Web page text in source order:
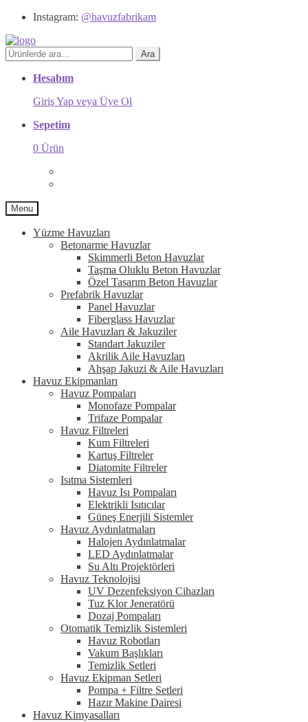
Instagram: @havuzfabrikam
Ara: Ara
Hesabım
Giriş Yap veya Üye Ol
Sepetim
0 Ürün
Menu
Yüzme Havuzları
Betonarme Havuzlar
Skimmerli Beton Havuzlar
Taşma Oluklu Beton Havuzlar
Özel Tasarım Beton Havuzlar
Prefabrik Havuzlar
Panel Havuzlar
Fiberglass Havuzlar
Aile Havuzları & Jakuziler
Standart Jakuziler
Akrilik Aile Havuzları
Ahşap Jakuzi & Aile Havuzları
Havuz Ekipmanları
Havuz Pompaları
Monofaze Pompalar
Trifaze Pompalar
Havuz Filtreleri
Kum Filtreleri
Kartuş Filtreler
Diatomite Filtreler
Isıtma Sistemleri
Havuz Isı Pompaları
Elektrikli Isıtıcılar
Güneş Enerjili Sistemler
Havuz Aydınlatmaları
Halojen Aydınlatmalar
LED Aydınlatmalar
Su Altı Projektörleri
Havuz Teknolojisi
UV Dezenfeksiyon Cihazları
Tuz Klor Jeneratörü
Dozaj Pompaları
Otomatik Temizlik Sistemleri
Havuz Robotları
Vakum Başlıkları
Temizlik Setleri
Havuz Ekipman Setleri
Pompa + Filtre Setleri
Hazır Makine Dairesi
Havuz Kimyasalları